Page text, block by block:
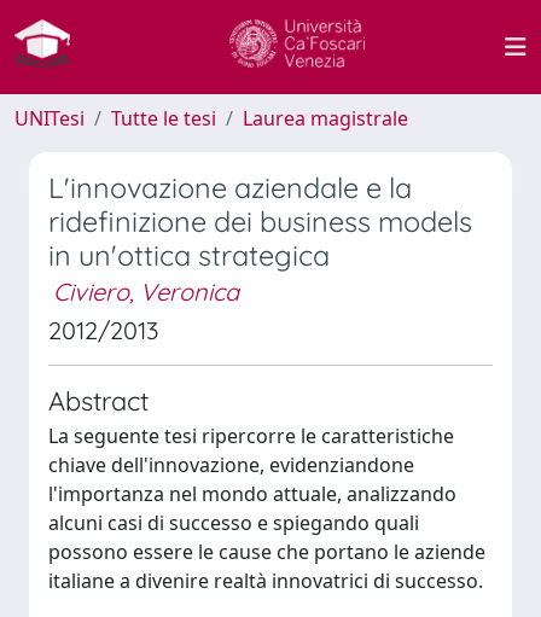
UNITesi Tutte le tesi Laurea magistrale
L'innovazione aziendale e la
ridefinizione dei business models
in un'ottica strategica
Civiero, Veronica
2012/2013
Abstract
La seguente tesi ripercorre le caratteristiche
chiave dell'innovazione, evidenziandone
l'importanza nel mondo attuale, analizzando
alcuni casi di successo e spiegando quali
possono essere le cause che portano le aziende
italiane a divenire realtà innovatrici di successo.